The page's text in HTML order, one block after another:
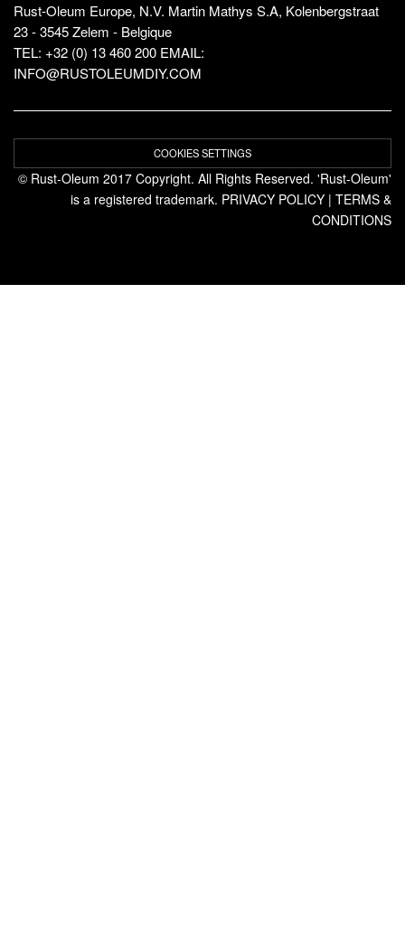
Rust-Oleum Europe, N.V. Martin Mathys S.A, Kolenbergstraat
23 - 3545 Zelem - Belgique
TEL: +32 (0) 13 460 200 EMAIL:
INFO@RUSTOLEUMDIY.COM
COOKIES SETTINGS
© Rust-Oleum 2017 Copyright. All Rights Reserved. 'Rust-Oleum'
is a registered trademark. PRIVACY POLICY | TERMS &
CONDITIONS